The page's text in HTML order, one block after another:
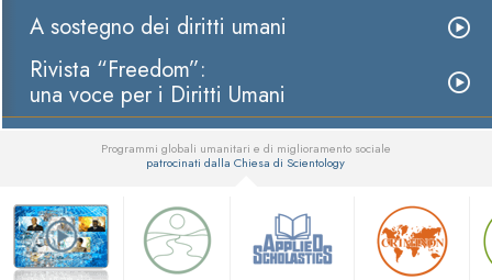
A sostegno dei diritti umani
Rivista “Freedom”:
una voce per i Diritti Umani
Programmi globali umanitari e di miglioramento sociale
patrocinati dalla Chiesa di Scientology